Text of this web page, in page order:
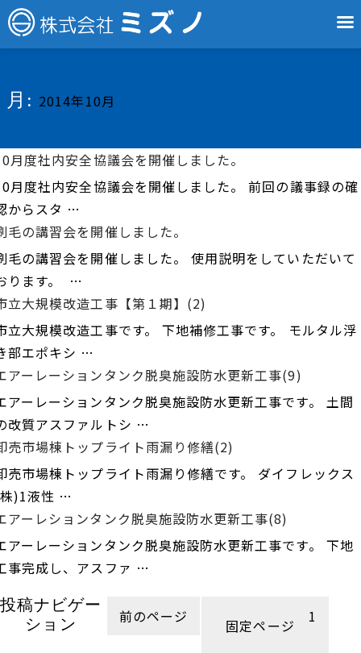
月: 2014年10月
月度社内安全協議会を開催しました。
月度社内安全協議会を開催しました。 前回の議事録の確
からスタ …
毛の講習会を開催しました。
毛の講習会を開催しました。 使用説明をしていただいて
ります。 …
立大規模改造工事【第１期】(2)
立大規模改造工事です。 下地補修工事です。 モルタル浮
部エポキシ …
アーレーションタンク脱臭施設防水更新工事(9)
アーレーションタンク脱臭施設防水更新工事です。 土間
改質アスファルトシ …
売市場棟トップライト雨漏り修繕(2)
売市場棟トップライト雨漏り修繕です。 ダイフレックス
)1液性 …
アーレションタンク脱臭施設防水更新工事(8)
アーレーションタンク脱臭施設防水更新工事です。 下地
事完成し、アスファ …
投稿ナビゲー
ション
前のページ 固定ページ 1